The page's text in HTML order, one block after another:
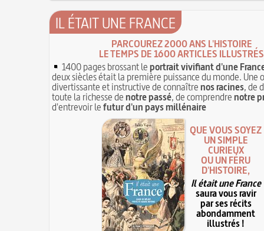
IL ÉTAIT UNE FRANCE
PARCOUREZ 2000 ANS L'HISTOIRE
LE TEMPS DE 1600 ARTICLES ILLUSTRÉS
1400 pages brossant leportrait vivifiant d'une
deux siècles était la première puissance du monde. Une
divertissante et instructive de connaîtrenos racines, de
toute la richesse denotre passé, de comprendrenotre
d'entrevoir lefutur d'un pays millénaire
QUE VOUS SOYEZ
UN SIMPLE
CURIEUX
OU UN FÉRU
D'HISTOIRE,
Il était une France
saura vous ravir
par ses récits
abondamment
illustrés !